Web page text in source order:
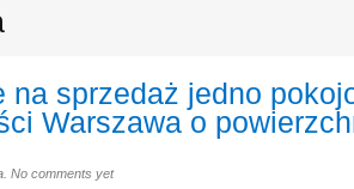
na sprzedaż jedno
Warszawa o
No comments yet